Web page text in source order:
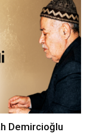
Demircioğlu